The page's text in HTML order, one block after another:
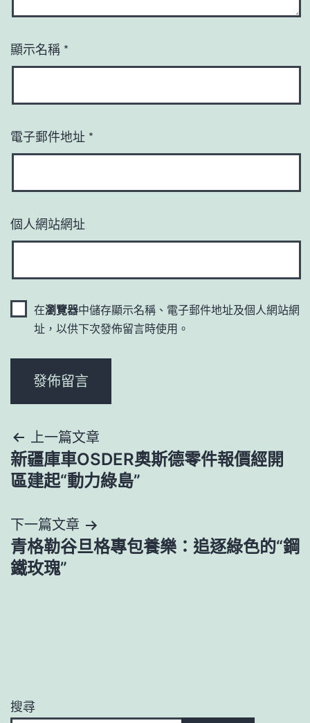
顯示名稱 *
電子郵件地址 *
個人網站網址
在瀏覽器中儲存顯示名稱、電子郵件地址及個人網站網
址，以供下次發佈留言時使用。
文
章
覽
上一篇文章
新疆庫車OSDER奧斯德零件報價經開
區建起“動力綠島”
下一篇文章
青格勒谷旦格專包養樂：追逐綠色的“鋼
鐵玫瑰”
搜尋